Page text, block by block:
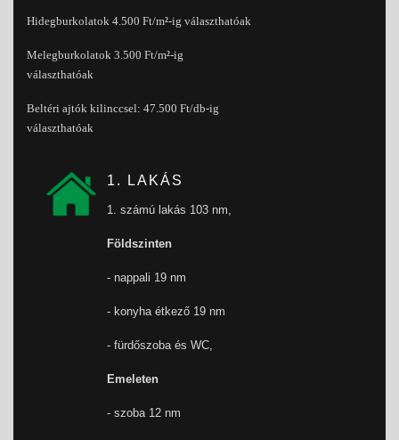
Hidegburkolatok 4.500 Ft/m²-ig választhatóak
Melegburkolatok 3.500 Ft/m²-ig
választhatóak
Beltéri ajtók kilinccsel: 47.500 Ft/db-ig
választhatóak
1. LAKÁS
1. számú lakás 103 nm,
Földszinten
- nappali 19 nm
- konyha étkező 19 nm
- fürdőszoba és WC,
Emeleten
- szoba 12 nm